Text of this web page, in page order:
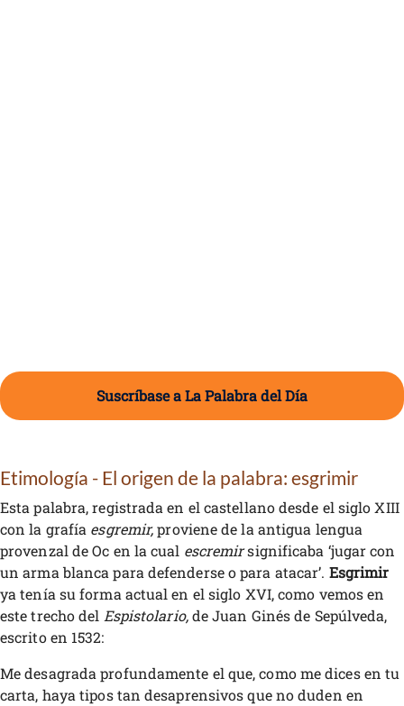
Suscríbase a La Palabra del Día
Etimología - El origen de la palabra: esgrimir
Esta palabra, registrada en el castellano desde el siglo XIII
con la grafía esgremir,proviene de la antigua lengua
provenzal de Oc en la cual escremirsignificaba ‘jugar con
un arma blanca para defenderse o para atacar’. Esgrimir
ya tenía su forma actual en el siglo XVI, como vemos en
este trecho del Espistolario,de Juan Ginés de Sepúlveda,
escrito en 1532:
Me desagrada profundamente el que, como me dices en tu
carta, haya tipos tan desaprensivos que no duden en